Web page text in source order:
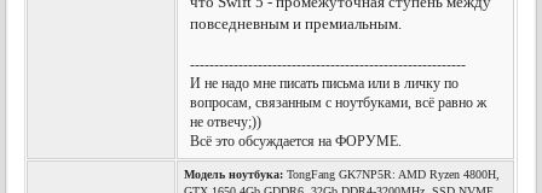
повседневным и премиальным.
---------------------------------------------------------
И не надо мне писать письма или в личку по
вопросам, связанным с ноутбуками, всё равно ж
не отвечу;))
Всё это обсуждается на ФОРУМЕ.
Модель ноутбука: TongFang GK7NP5R: AMD Ryzen 4800H,